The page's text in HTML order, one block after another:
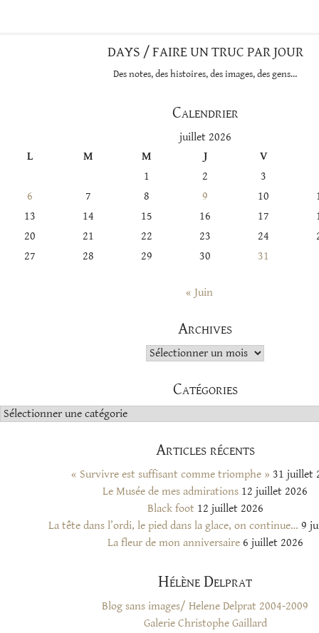
DAYS / FAIRE UN TRUC PAR JOUR
Des notes, des histoires, des images, des gens…
Calendrier
juillet 2026
L
M M J
V
1
2
3
6
7 8 9 10
13
14 15 16 17
20
21 22 23 24
27
28 29 30 31
« Juin
Archives
Archives
Catégories
Catégories
Articles récents
« Survivre est suffisant comme triomphe » 31 juillet
Le Musée de mes admirations 12 juillet 2026
Black foot 12 juillet 2026
La tête dans l’ordi, le pied dans la glace, on continue… 9
La fleur de mon anniversaire 6 juillet 2026
Hélène Delprat
Blog sans images/ Helene Delprat 2004-2009
Galerie Christophe Gaillard